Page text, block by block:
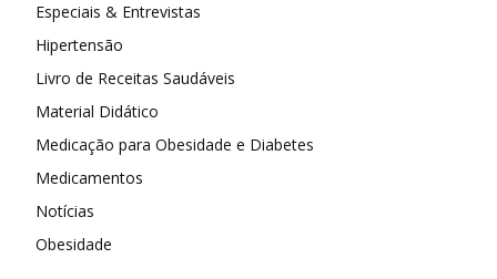
Especiais & Entrevistas
Hipertensão
Livro de Receitas Saudáveis
Material Didático
Medicação para Obesidade e Diabetes
Medicamentos
Notícias
Obesidade